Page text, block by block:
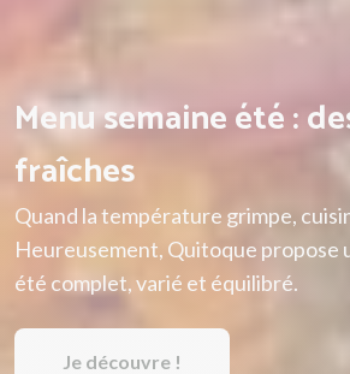
Menu semaine été :
fraîches
Quand la température grimpe,
Heureusement, Quitoque propose
été complet, varié et équilibré.
Je découvre !